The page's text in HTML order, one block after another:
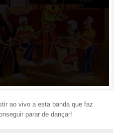
ao vivo a esta banda que faz
parar de dançar!